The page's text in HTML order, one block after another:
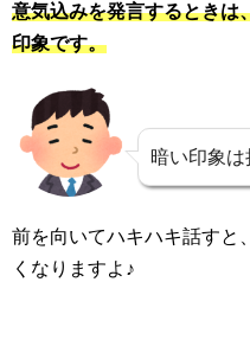
意気込みを発言するときは
印象です。
暗い印象
前を向いてハキハキ話すと
くなりますよ♪